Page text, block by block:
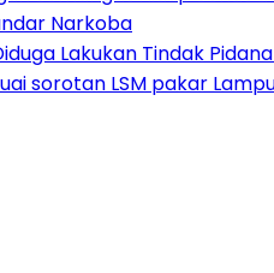
Narkoba
Lakukan Tindak
sorotan LSM pakar